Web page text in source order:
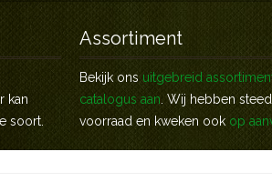
kan
soort.
Assortiment
Bekijk ons uitgebreid
catalogus aan . Wij hebben
voorraad en kweken ook op